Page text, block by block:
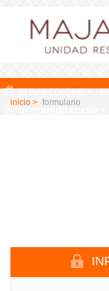
inicio > formulario